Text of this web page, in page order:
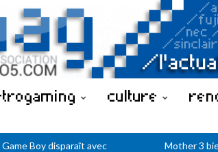
culture
Boy disparaît avec
Mother 3